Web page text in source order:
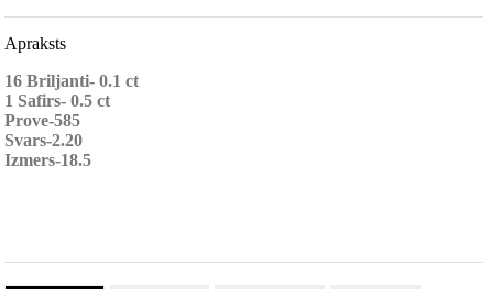
Apraksts
16 Briljanti- 0.1 ct
1 Safirs- 0.5 ct
Prove-585
Svars-2.20
Izmers-18.5